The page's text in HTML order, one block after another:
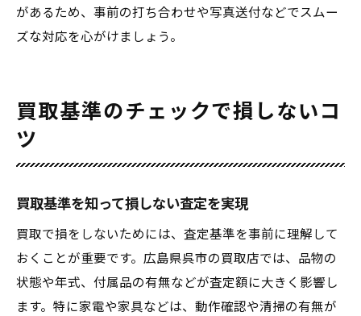
があるため、事前の打ち合わせや写真送付などでスムー
ズな対応を心がけましょう。
買取基準のチェックで損しないコ
ツ
買取基準を知って損しない査定を実現
買取で損をしないためには、査定基準を事前に理解して
おくことが重要です。広島県呉市の買取店では、品物の
状態や年式、付属品の有無などが査定額に大きく影響し
ます。特に家電や家具などは、動作確認や清掃の有無が